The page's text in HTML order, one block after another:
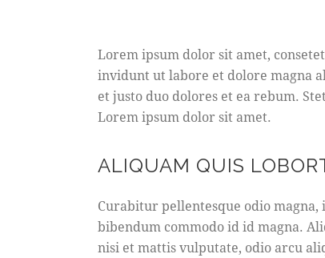
Lorem ipsum dolor sit amet,
invidunt ut labore et dolore magna
et justo duo dolores et ea rebum.
Lorem ipsum dolor sit amet.
ALIQUAM QUIS
Curabitur pellentesque odio magna,
bibendum commodo id id magna.
nisi et mattis vulputate, odio arcu